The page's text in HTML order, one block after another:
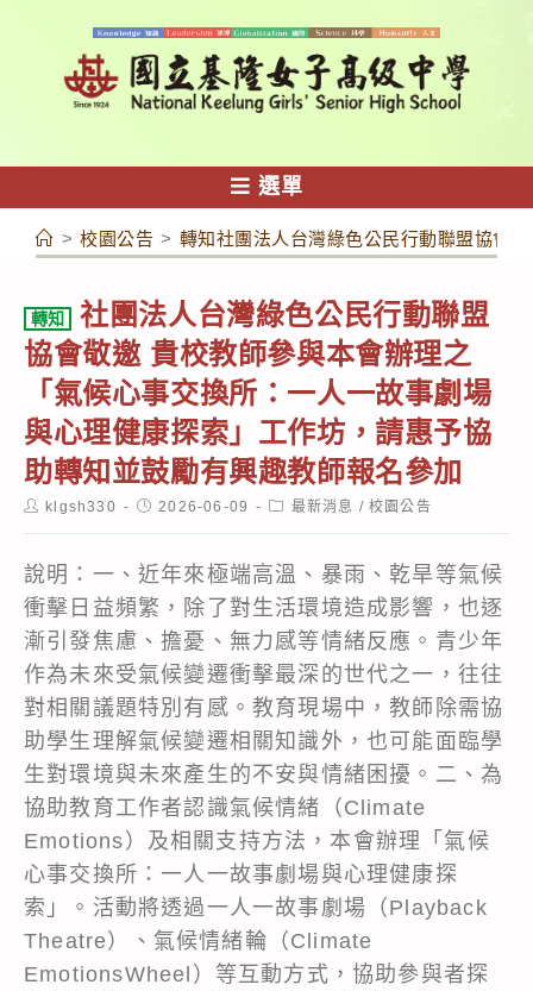
容
選單
> 校園公告 > 轉知社團法人台灣綠色公民行動聯盟協會
轉知
社團法人台灣綠色公民行動聯盟
協會敬邀 貴校教師參與本會辦理之
「氣候心事交換所：一人一故事劇場
與心理健康探索」工作坊，請惠予協
助轉知並鼓勵有興趣教師報名參加
Postklgsh330
Post2026-06-09
Post最新消息 / 校園公告
說明：一、近年來極端高溫、暴雨、乾旱等氣候
衝擊日益頻繁，除了對生活環境造成影響，也逐
漸引發焦慮、擔憂、無力感等情緒反應。青少年
作為未來受氣候變遷衝擊最深的世代之一，往往
對相關議題特別有感。教育現場中，教師除需協
助學生理解氣候變遷相關知識外，也可能面臨學
生對環境與未來產生的不安與情緒困擾。二、為
協助教育工作者認識氣候情緒（Climate
Emotions）及相關支持方法，本會辦理「氣候
心事交換所：一人一故事劇場與心理健康探
索」。活動將透過一人一故事劇場（Playback
Theatre）、氣候情緒輪（Climate
EmotionsWheel）等互動方式，協助參與者探